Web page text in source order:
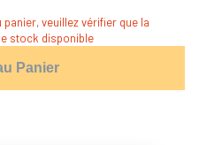
veuillez vérifier que la
stock disponible
Panier